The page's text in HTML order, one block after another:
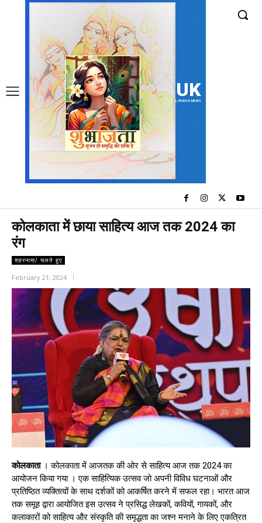
UK
LONDON NEWS
कोलकाता में छाया साहित्य आज तक 2024 का
रंग
शहरनामा/ चलते हुए
February 21, 2024
कोलकाता। कोलकाता में आजतक की ओर से साहित्य आज तक 2024 का
आयोजन किया गया । एक साहित्यिक उत्सव जो अपनी विविध घटनाओं और
प्रतिष्ठित व्यक्तित्वों के साथ दर्शकों को आकर्षित करने में सफल रहा। भारत आज
तक समूह द्वारा आयोजित इस उत्सव ने प्रसिद्ध लेखकों, कवियों, गायकों, और
कलाकारों को साहित्य और संस्कृति की समृद्धता का जश्न मनाने के लिए एकत्रित